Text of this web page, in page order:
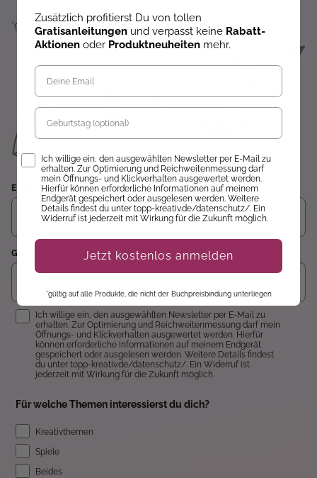
*gültig auf alle Produkte, die nicht der Buchpreisbindung unterliegen.
E-Mail
Geburtstag (optional)
Einwilligung
Ich willige ein, den ausgewählten Newsletter per E-Mail zu
erhalten. Zur Optimierung und Reichweitenmessung darf mein
Öffnungs- und Klickverhalten ausgewertet werden. Hierfür
können erforderliche Informationen auf meinem Endgerät
gespeichert oder ausgelesen werden. Weitere Details findest
du unter topp-kreativ.de/datenschutz/. Ein Widerruf ist
jederzeit mit Wirkung für die Zukunft möglich.
Für welche Themen interessierst du dich?
Kreativthemen
Spiele
Beides
Zusätzlich profitierst Du von tollen
Gratisanleitungen und verpasst keine Rabatt-
Aktionen oder Produktneuheiten mehr.
Geburtstag
Opt-InIch willige ein, den ausgewählten Newsletter per E-Mail zu
erhalten. Zur Optimierung und Reichweitenmessung darf
mein Öffnungs- und Klickverhalten ausgewertet werden.
Hierfür können erforderliche Informationen auf meinem
Endgerät gespeichert oder ausgelesen werden. Weitere
Details findest du unter topp-kreativ.de/datenschutz/. Ein
Widerruf ist jederzeit mit Wirkung für die Zukunft möglich.
Jetzt kostenlos anmelden
*gültig auf alle Produkte, die nicht der Buchpreisbindung unterliegen